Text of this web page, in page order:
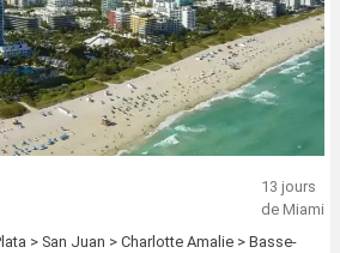
13 jours
de Miami
> San Juan > Charlotte Amalie > Basse-